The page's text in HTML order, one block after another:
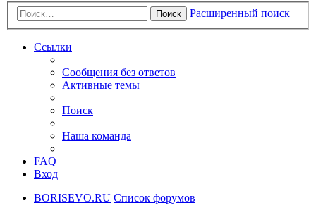
Поиск Расширенный поиск
Ссылки
Сообщения без ответов
Активные темы
Поиск
Наша команда
FAQ
Вход
BORISEVO.RU Список форумов